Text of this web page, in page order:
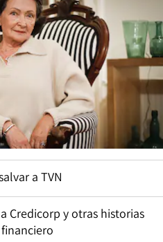
a TVN
Credicorp y otras historias